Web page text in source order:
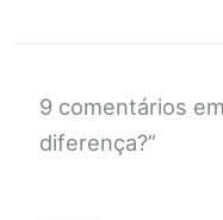
9 comentários
diferença?”